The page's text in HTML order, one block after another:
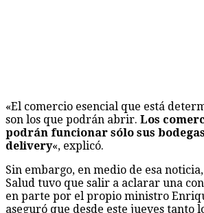
«El comercio esencial que está
son los que podrán abrir. Los
podrán funcionar sólo sus
delivery«, explicó.
Sin embargo, en medio de esa
Salud tuvo que salir a aclarar una
en parte por el propio ministro
aseguró que desde este jueves tanto